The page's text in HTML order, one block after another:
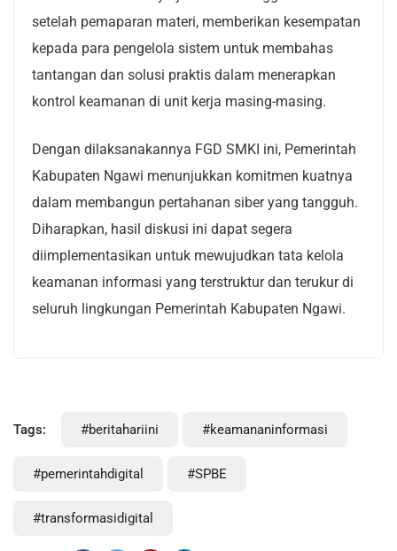
setelah pemaparan materi, memberikan kesempatan
kepada para pengelola sistem untuk membahas
tantangan dan solusi praktis dalam menerapkan
kontrol keamanan di unit kerja masing-masing.
Dengan dilaksanakannya FGD SMKI ini, Pemerintah
Kabupaten Ngawi menunjukkan komitmen kuatnya
dalam membangun pertahanan siber yang tangguh.
Diharapkan, hasil diskusi ini dapat segera
diimplementasikan untuk mewujudkan tata kelola
keamanan informasi yang terstruktur dan terukur di
seluruh lingkungan Pemerintah Kabupaten Ngawi.
Tags: #beritahariini #keamananinformasi
#pemerintahdigital #SPBE
#transformasidigital